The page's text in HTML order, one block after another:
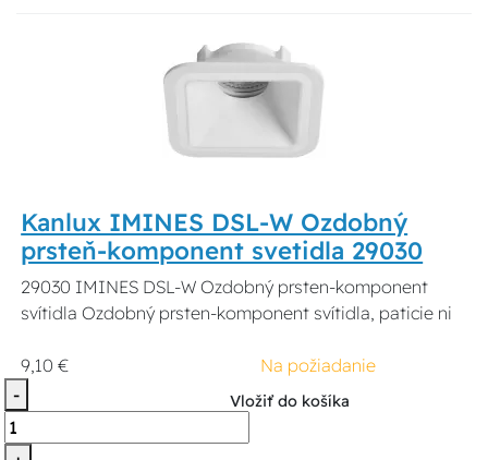
Kanlux IMINES DSL-W Ozdobný
prsteň-komponent svetidla 29030
29030 IMINES DSL-W Ozdobný prsten-komponent
svítidla Ozdobný prsten-komponent svítidla, paticie ni
9,10 €
Na požiadanie
-
Vložiť do košíka